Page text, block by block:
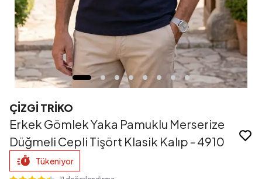
ÇİZGİ TRİKO
Erkek Gömlek Yaka Pamuklu Merserize
Düğmeli Cepli Tişört Klasik Kalıp - 4910
Tükeniyor